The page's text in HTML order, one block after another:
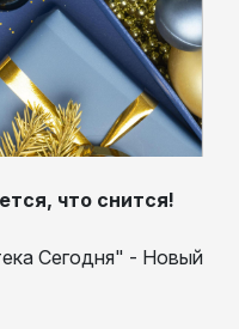
что снится!
Сегодня" - Новый